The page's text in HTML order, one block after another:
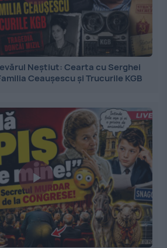
Neștiut: Cearta cu Serghei
Ceaușescu și Trucurile KGB